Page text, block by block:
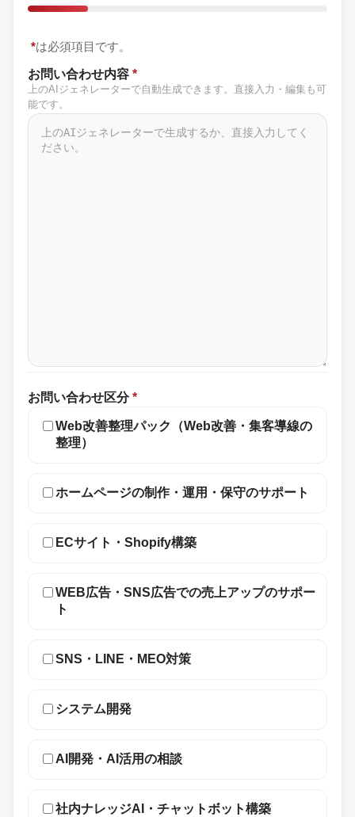
*は必須項目です。
お問い合わせ内容 *
上のAIジェネレーターで自動生成できます。直接入力・編集も可
能です。
お問い合わせ区分 *
Web改善整理パック（Web改善・集客導線の
整理）
ホームページの制作・運用・保守のサポート
ECサイト・Shopify構築
WEB広告・SNS広告での売上アップのサポー
ト
SNS・LINE・MEO対策
システム開発
AI開発・AI活用の相談
社内ナレッジAI・チャットボット構築